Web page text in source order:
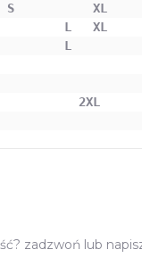
S           XL
L   XL
L
2XL
zadzwoń lub